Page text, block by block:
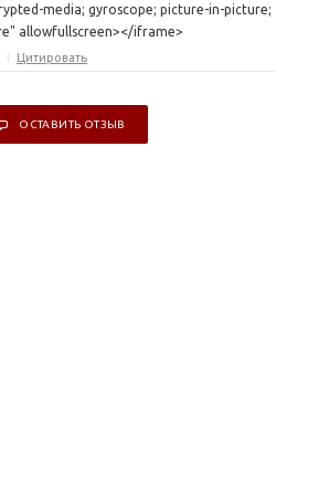
media; gyroscope; picture-in-picture; web-
allowfullscreen></iframe>
Цитировать
ОСТАВИТЬ ОТЗЫВ